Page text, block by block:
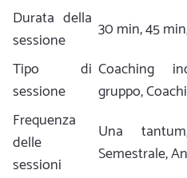
Durata della
sessione
30 min, 45
Tipo di
sessione
Coaching
gruppo,
Frequenza
delle
sessioni
Una
Semestrale,